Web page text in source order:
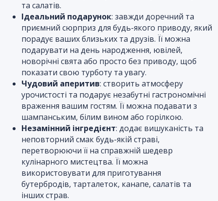
та салатів.
Ідеальний подарунок: завжди доречний та
приємний сюрприз для будь-якого приводу, який
порадує ваших близьких та друзів. Її можна
подарувати на день народження, ювілей,
новорічні свята або просто без приводу, щоб
показати свою турботу та увагу.
Чудовий аперитив: створить атмосферу
урочистості та подарує незабутні гастрономічні
враження вашим гостям. Її можна подавати з
шампанським, білим вином або горілкою.
Незамінний інгредієнт: додає вишуканість та
неповторний смак будь-якій страві,
перетворюючи її на справжній шедевр
кулінарного мистецтва. Її можна
використовувати для приготування
бутербродів, тарталеток, канапе, салатів та
інших страв.